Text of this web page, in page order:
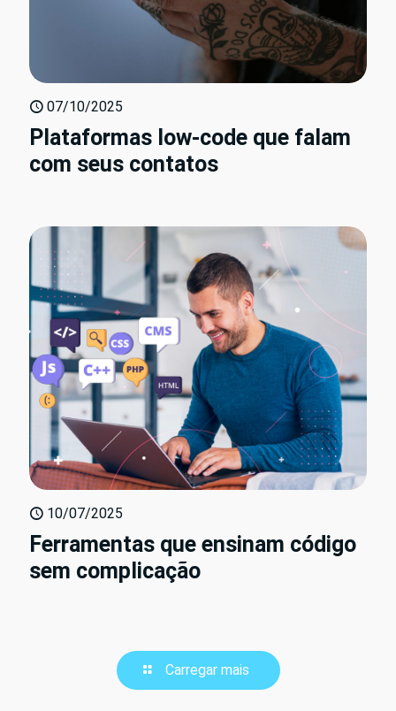
07/10/2025
Plataformas low-code que falam
com seus contatos
10/07/2025
Ferramentas que ensinam código
sem complicação
Carregar mais